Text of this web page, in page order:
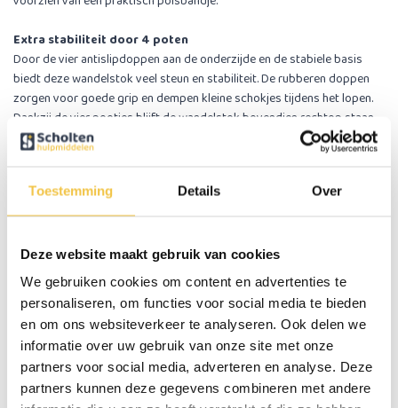
Toestemming Details Over
Deze website maakt gebruik van cookies
We gebruiken cookies om content en advertenties te
personaliseren, om functies voor social media te bieden
en om ons websiteverkeer te analyseren. Ook delen we
informatie over uw gebruik van onze site met onze
partners voor social media, adverteren en analyse. Deze
partners kunnen deze gegevens combineren met andere
Extra stabiliteit door 4 poten
Door de vier antislipdoppen aan de onderzijde en de stabiele basis
biedt deze wandelstok veel steun en stabiliteit. De rubberen doppen
zorgen voor goede grip en dempen kleine schokjes tijdens het lopen.
Dankzij de vier pootjes blijft de wandelstok bovendien rechtop staan
wanneer je hem bijvoorbeeld naast een stoel plaatst.
Geschikt voor rechts- en linkshandige
Zacht foam handvat
Voorzien van polsbandje
Voorzien van 4 poten voor extra stabiliteit
Afmetingen op vloer: 17,5 x 13,5 cm
Specificaties
Hoogte handvat
84 cm - 96,5 cm instelbaar